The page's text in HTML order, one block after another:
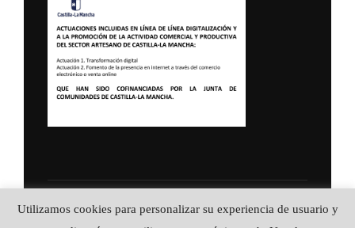
Política de Privacidad
Utilizamos cookies para personalizar su experiencia de usuario y